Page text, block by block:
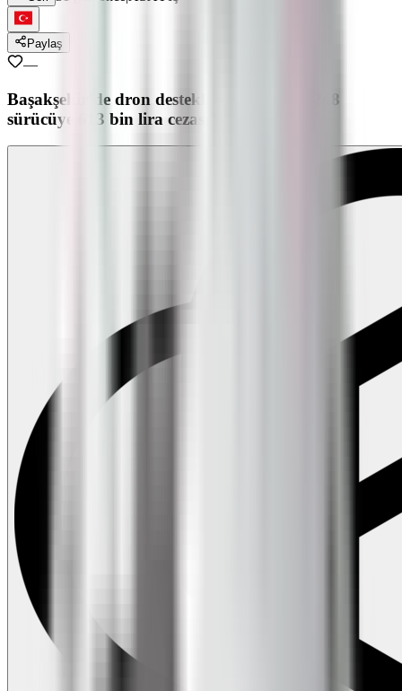
Paylaş
—
Başakşehir’de dron destekli denetimlerde 248
sürücüye 613 bin lira cezası kesildi